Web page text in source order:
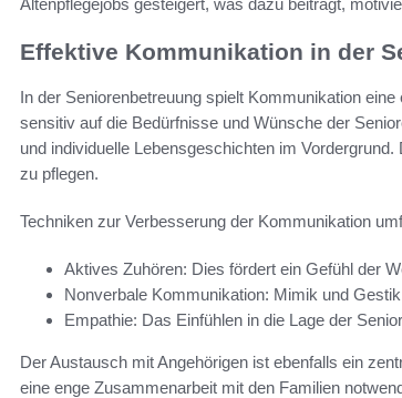
Altenpflegejobs gesteigert, was dazu beiträgt,
Effektive Kommunikation in der
In der Seniorenbetreuung spielt Kommunikation
sensitiv auf die Bedürfnisse und Wünsche der
und individuelle Lebensgeschichten im
zu pflegen.
Techniken zur Verbesserung der Kommunikation
Aktives Zuhören: Dies fördert ein Gefühl der
Nonverbale Kommunikation: Mimik und
Empathie: Das Einfühlen in die Lage der
Der Austausch mit Angehörigen ist ebenfalls ein
eine enge Zusammenarbeit mit den Familien